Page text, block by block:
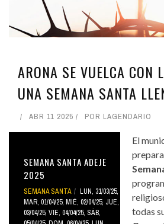
ARONA SE VUELCA CON
UNA SEMANA SANTA
ABR 11 2025 POR LAGENDARIO
SEMANA SANTA ADEJE
2025
SEMANA SANTA LUN, 31/03/25,
MAR, 01/04/25, MIÉ, 02/04/25, JUE,
03/04/25, VIE, 04/04/25, SÁB,
El
todas